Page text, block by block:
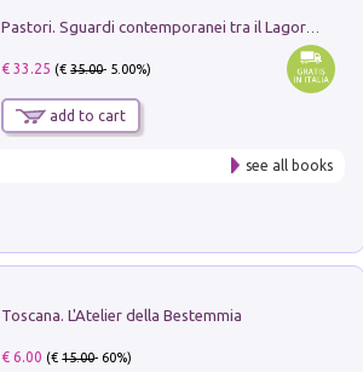
€ 33.25 (€35.00- 5.00%)
add to cart
see all books
Toscana. L'Atelier della Bestemmia
€ 6.00 (€15.00- 60%)